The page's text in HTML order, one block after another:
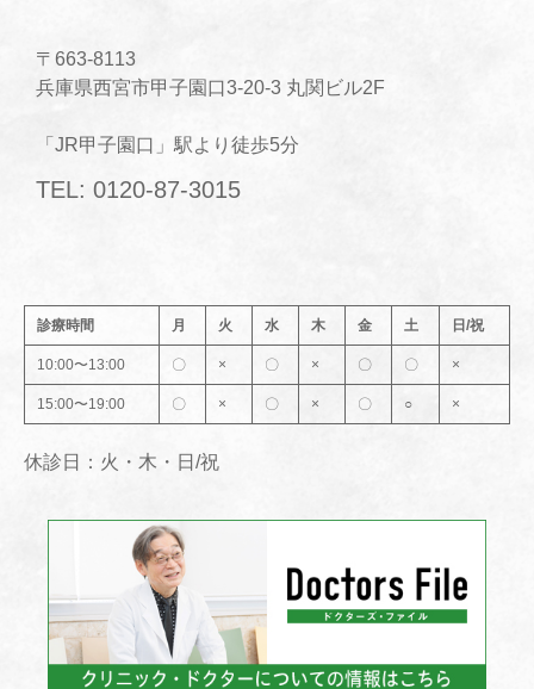
〒663-8113
兵庫県西宮市甲子園口3-20-3 丸関ビル2F
「JR甲子園口」駅より徒歩5分
TEL: 0120-87-3015
診療時間 月 火 水 木 金 土 日/祝
10:00〜13:00 〇 × 〇 × 〇 〇 ×
15:00〜19:00 〇 × 〇 × 〇 ○ ×
休診日：火・木・日/祝